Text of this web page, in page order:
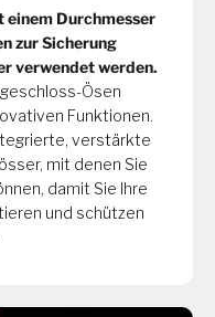
einem Durchmesser
zur Sicherung
verwendet werden.
Ösen
Funktionen.
verstärkte
mit denen Sie
damit Sie Ihre
und schützen